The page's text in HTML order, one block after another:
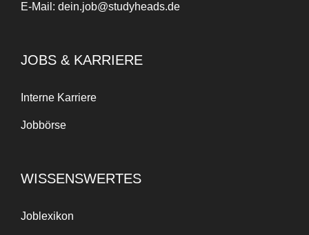
E-Mail: dein.job@studyheads.de
JOBS & KARRIERE
Interne Karriere
Jobbörse
WISSENSWERTES
Joblexikon